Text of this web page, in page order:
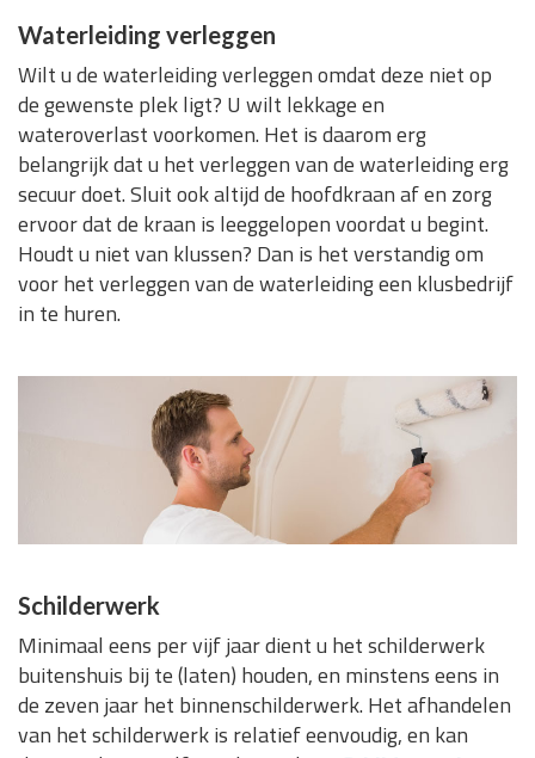
Waterleiding verleggen
Wilt u de waterleiding verleggen omdat deze niet op
de gewenste plek ligt? U wilt lekkage en
wateroverlast voorkomen. Het is daarom erg
belangrijk dat u het verleggen van de waterleiding erg
secuur doet. Sluit ook altijd de hoofdkraan af en zorg
ervoor dat de kraan is leeggelopen voordat u begint.
Houdt u niet van klussen? Dan is het verstandig om
voor het verleggen van de waterleiding een klusbedrijf
in te huren.
Schilderwerk
Minimaal eens per vijf jaar dient u het schilderwerk
buitenshuis bij te (laten) houden, en minstens eens in
de zeven jaar het binnenschilderwerk. Het afhandelen
van het schilderwerk is relatief eenvoudig, en kan